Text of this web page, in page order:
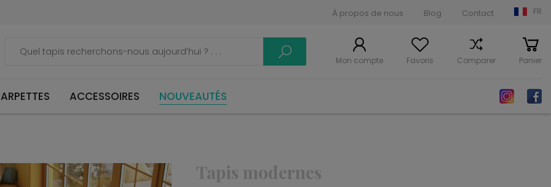
À propos de nous Blog Contact FR
Mon compte Favoris Comparer Panier
ACCESSOIRES NOUVEAUTÉS
Tapis modernes